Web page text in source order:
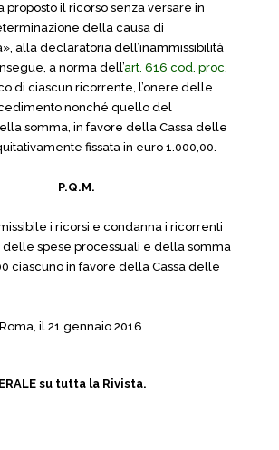
proposto il ricorso senza versare in
della causa di
alla declaratoria dell’inammissibilità
a norma dell’art. 616 cod. proc.
di ciascun ricorrente, l’onere delle
nonché quello del
somma, in favore della Cassa delle
fissata in euro 1.000,00.
P.Q.M.
i ricorsi e condanna i ricorrenti
spese processuali e della somma
ciascuno in favore della Cassa delle
il 21 gennaio 2016
su tutta la Rivista.